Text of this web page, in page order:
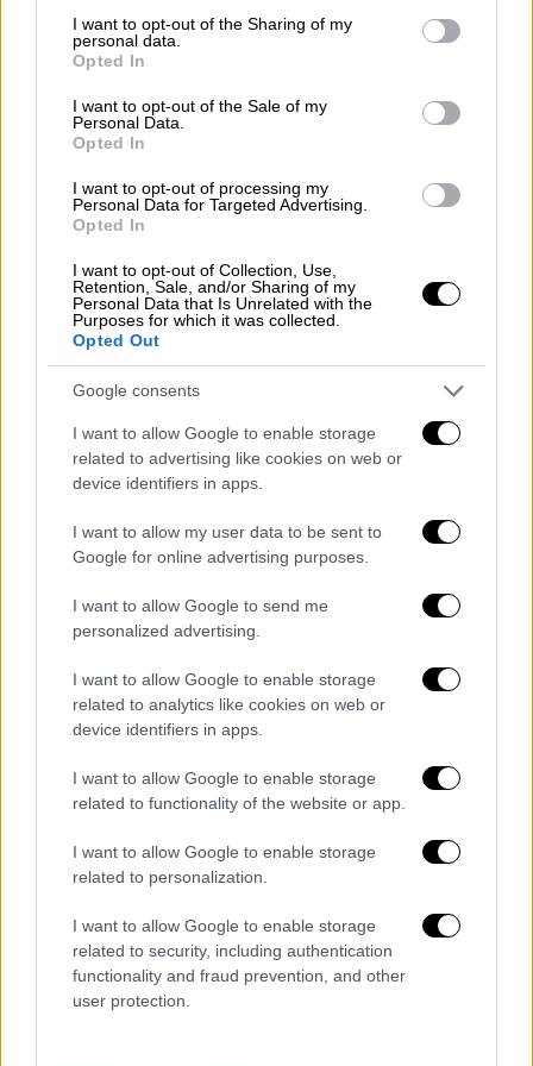
not limited to your visit or usage behaviour. You may click to
grant or deny consent to Google and its third-party tags to
use your data for below specified purposes in below Google
consent section.
I want to opt-out of the Sharing of my
personal data.
Opted In
I want to opt-out of the Sale of my
Personal Data.
Opted In
I want to opt-out of processing my
Personal Data for Targeted Advertising.
Opted In
I want to opt-out of Collection, Use,
Retention, Sale, and/or Sharing of my
Personal Data that Is Unrelated with the
Purposes for which it was collected.
Opted Out
Google consents
I want to allow Google to enable storage
related to advertising like cookies on web or
device identifiers in apps.
I want to allow my user data to be sent to
Google for online advertising purposes.
I want to allow Google to send me
personalized advertising.
I want to allow Google to enable storage
related to analytics like cookies on web or
device identifiers in apps.
I want to allow Google to enable storage
related to functionality of the website or app.
I want to allow Google to enable storage
related to personalization.
I want to allow Google to enable storage
related to security, including authentication
functionality and fraud prevention, and other
user protection.
pic.twitter.com/yoKhGEH5T6
2024
2200 τουRiverside Drive στο Lower Saucon
Township.
#BREAKING : A Norfolk Southern
freight train derails and plunges into
a river in Lower Saucon Township,
Pennsylvania.
No injuries or leaks have been
reported
— International African Press
Σάλος με τον CEO της εταιρείας που
πήρε αύξηση
ατύχημαέλαβε χώρα λίγες ημέρες
σύμβουλος τηςNorfolk Southern
Alan H.
έλαβε αύξηση μισθού κατά37%
, την ίδια χρονιά που η εταιρεία του
ενεπλάκη σε έναν άλλο εκτροχιασμό στο
Οχάιο.
Μάλιστα κάτοικοι τουΟχάιο δεν έχουν
ακόμη επιστρέψει στα σπίτια τους, αφού